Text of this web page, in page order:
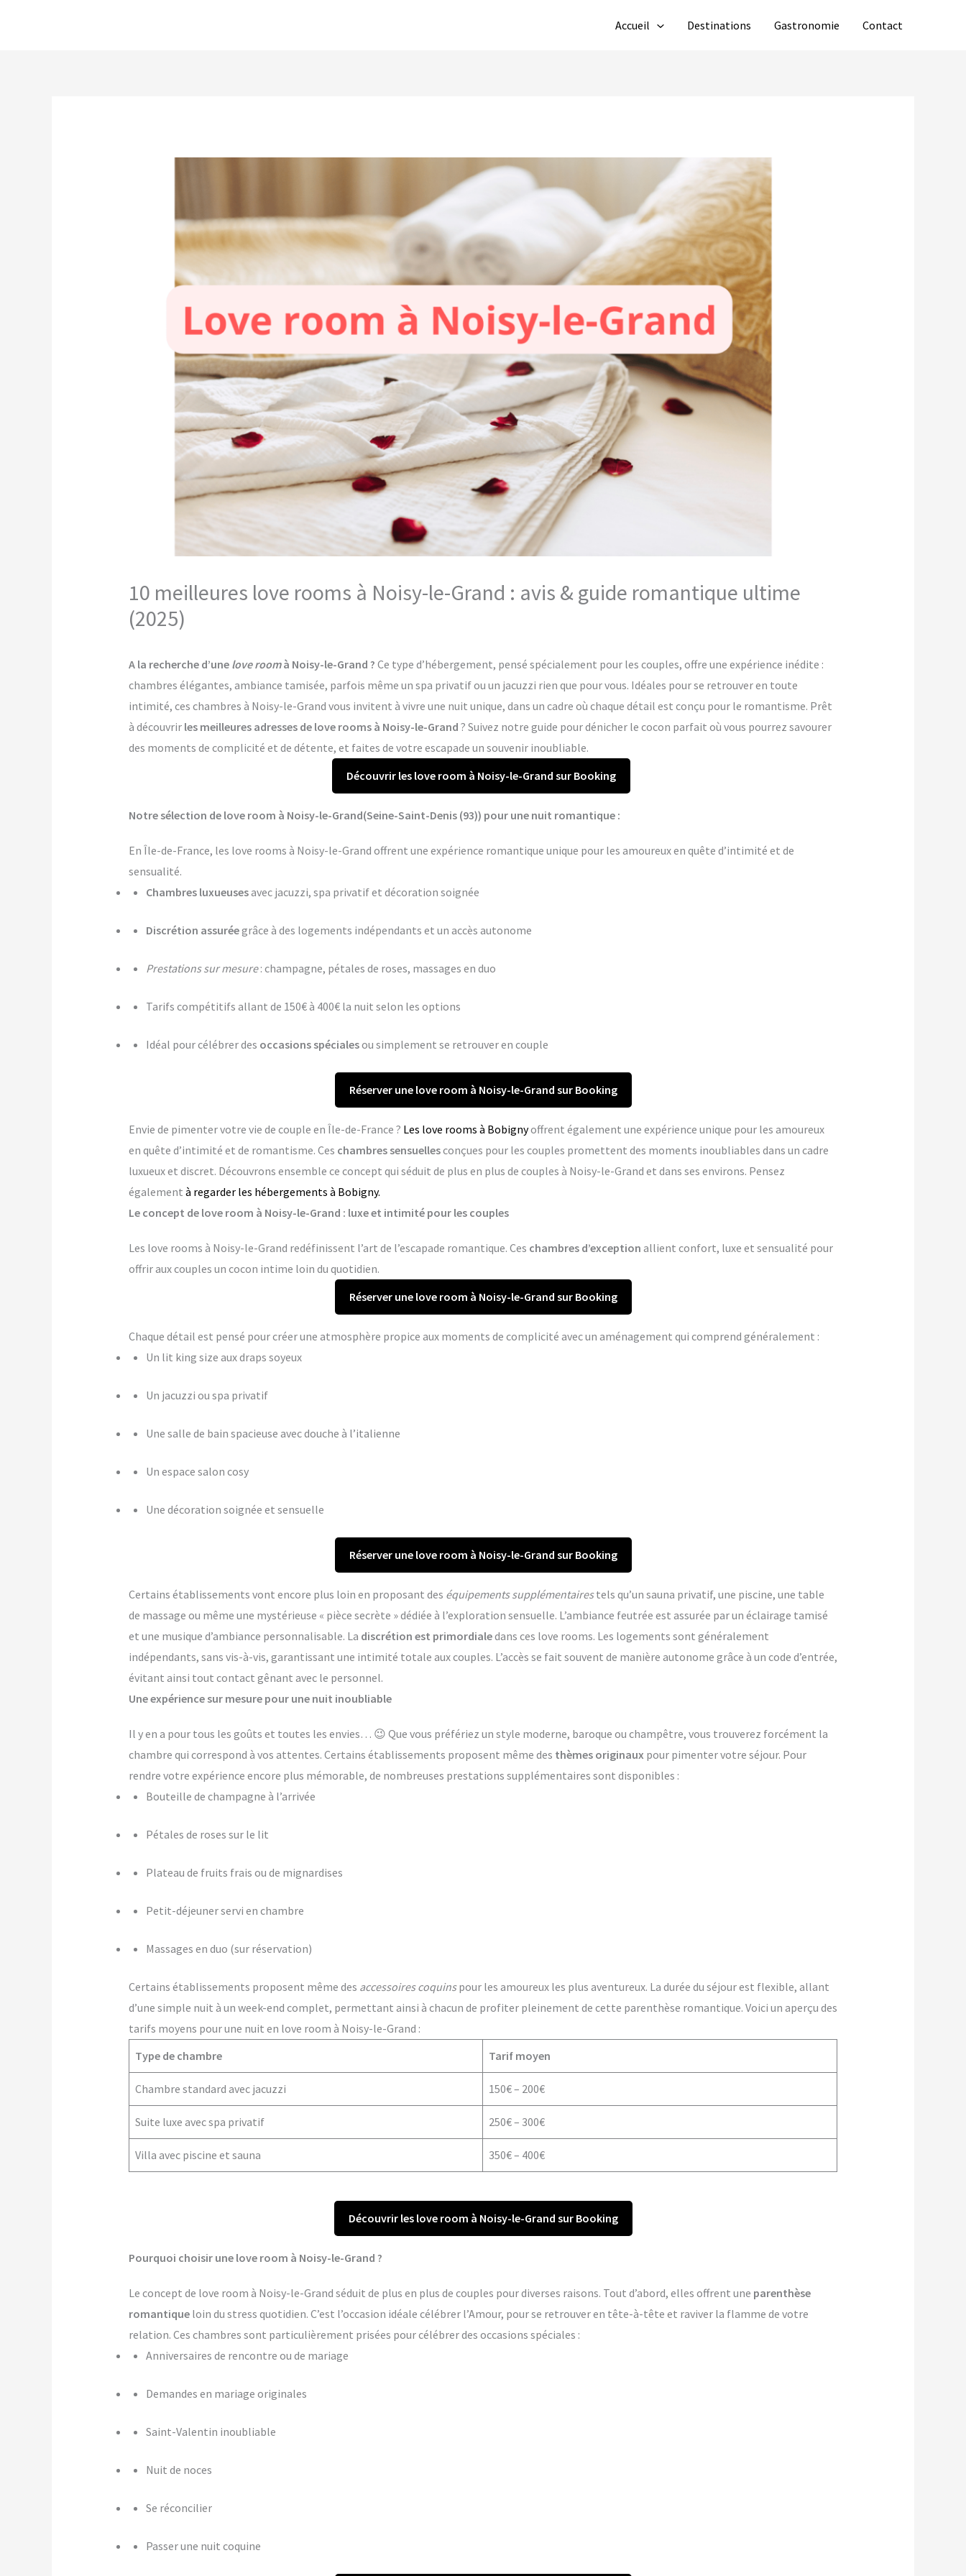
Accueil Destinations Gastronomie Contact
10 meilleures love rooms à Noisy-le-Grand : avis & guide romantique ultime
(2025)
A la recherche d’une love roomà Noisy-le-Grand ? Ce type d’hébergement, pensé spécialement pour les couples, offre une expérience inédite :
chambres élégantes, ambiance tamisée, parfois même un spa privatif ou un jacuzzi rien que pour vous. Idéales pour se retrouver en toute
intimité, ces chambres à Noisy-le-Grand vous invitent à vivre une nuit unique, dans un cadre où chaque détail est conçu pour le romantisme. Prêt
à découvrir les meilleures adresses de love rooms à Noisy-le-Grand ? Suivez notre guide pour dénicher le cocon parfait où vous pourrez savourer
des moments de complicité et de détente, et faites de votre escapade un souvenir inoubliable.
Découvrir les love room à Noisy-le-Grand sur Booking
Notre sélection de love room à Noisy-le-Grand(Seine-Saint-Denis (93)) pour une nuit romantique :
En Île-de-France, les love rooms à Noisy-le-Grand offrent une expérience romantique unique pour les amoureux en quête d’intimité et de
sensualité.
Chambres luxueusesavec jacuzzi, spa privatif et décoration soignée
Discrétion assuréegrâce à des logements indépendants et un accès autonome
Prestations sur mesure: champagne, pétales de roses, massages en duo
Tarifs compétitifs allant de 150€ à 400€ la nuit selon les options
Idéal pour célébrer des occasions spécialesou simplement se retrouver en couple
Réserver une love room à Noisy-le-Grand sur Booking
Envie de pimenter votre vie de couple en Île-de-France ? Les love rooms à Bobignyoffrent également une expérience unique pour les amoureux
en quête d’intimité et de romantisme. Ces chambres sensuellesconçues pour les couples promettent des moments inoubliables dans un cadre
luxueux et discret. Découvrons ensemble ce concept qui séduit de plus en plus de couples à Noisy-le-Grand et dans ses environs. Pensez
également à regarder les hébergements à Bobigny.
Le concept de love room à Noisy-le-Grand : luxe et intimité pour les couples
Les love rooms à Noisy-le-Grand redéfinissent l’art de l’escapade romantique. Ces chambres d’exception allient confort, luxe et sensualité pour
offrir aux couples un cocon intime loin du quotidien.
Réserver une love room à Noisy-le-Grand sur Booking
Chaque détail est pensé pour créer une atmosphère propice aux moments de complicité avec un aménagement qui comprend généralement :
Un lit king size aux draps soyeux
Un jacuzzi ou spa privatif
Une salle de bain spacieuse avec douche à l’italienne
Un espace salon cosy
Une décoration soignée et sensuelle
Réserver une love room à Noisy-le-Grand sur Booking
Certains établissements vont encore plus loin en proposant des équipements supplémentairestels qu’un sauna privatif, une piscine, une table
de massage ou même une mystérieuse « pièce secrète » dédiée à l’exploration sensuelle. L’ambiance feutrée est assurée par un éclairage tamisé
et une musique d’ambiance personnalisable. La discrétion est primordialedans ces love rooms. Les logements sont généralement
indépendants, sans vis-à-vis, garantissant une intimité totale aux couples. L’accès se fait souvent de manière autonome grâce à un code d’entrée,
évitant ainsi tout contact gênant avec le personnel.
Une expérience sur mesure pour une nuit inoubliable
Il y en a pour tous les goûts et toutes les envies… 😉 Que vous préfériez un style moderne, baroque ou champêtre, vous trouverez forcément la
chambre qui correspond à vos attentes. Certains établissements proposent même des thèmes originaux pour pimenter votre séjour. Pour
rendre votre expérience encore plus mémorable, de nombreuses prestations supplémentaires sont disponibles :
Bouteille de champagne à l’arrivée
Pétales de roses sur le lit
Plateau de fruits frais ou de mignardises
Petit-déjeuner servi en chambre
Massages en duo (sur réservation)
Certains établissements proposent même des accessoires coquinspour les amoureux les plus aventureux. La durée du séjour est flexible, allant
d’une simple nuit à un week-end complet, permettant ainsi à chacun de profiter pleinement de cette parenthèse romantique. Voici un aperçu des
tarifs moyens pour une nuit en love room à Noisy-le-Grand :
Type de chambre
Tarif moyen
Chambre standard avec jacuzzi 150€ – 200€
Suite luxe avec spa privatif 250€ – 300€
Villa avec piscine et sauna 350€ – 400€
Découvrir les love room à Noisy-le-Grand sur Booking
Pourquoi choisir une love room à Noisy-le-Grand ?
Le concept de love room à Noisy-le-Grand séduit de plus en plus de couples pour diverses raisons. Tout d’abord, elles offrent une parenthèse
romantiqueloin du stress quotidien. C’est l’occasion idéale célébrer l’Amour, pour se retrouver en tête-à-tête et raviver la flamme de votre
relation. Ces chambres sont particulièrement prisées pour célébrer des occasions spéciales :
Anniversaires de rencontre ou de mariage
Demandes en mariage originales
Saint-Valentin inoubliable
Nuit de noces
Se réconcilier
Passer une nuit coquine